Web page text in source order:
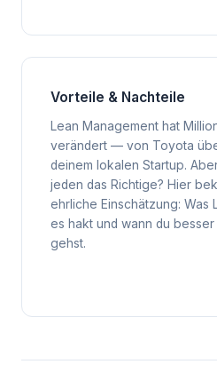
Vorteile & Nachteile
Lean Management hat
verändert — von Toyota
deinem lokalen Startup.
jeden das Richtige? Hier
ehrliche Einschätzung: Was
es hakt und wann du
gehst.